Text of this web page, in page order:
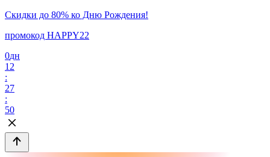
Скидки до 80% ко Дню Рождения!
промокод HAPPY22
0дн
12
:
27
:
50